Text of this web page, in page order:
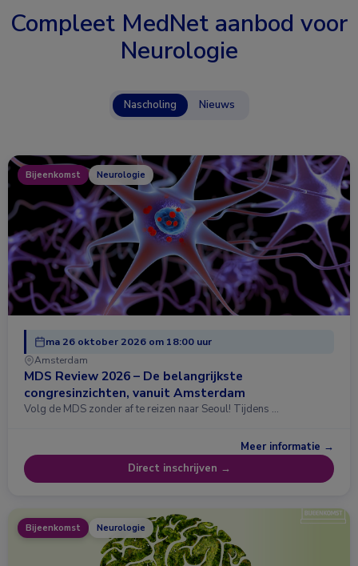
Compleet MedNet aanbod voor
Neurologie
Nascholing Nieuws
Bijeenkomst Neurologie
ma 26 oktober 2026 om 18:00 uur
Amsterdam
MDS Review 2026 – De belangrijkste
congresinzichten, vanuit Amsterdam
Volg de MDS zonder af te reizen naar Seoul! Tijdens …
Meer informatie →
Direct inschrijven →
Bijeenkomst Neurologie